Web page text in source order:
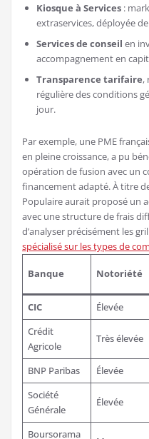
Kiosque à Services :
extraservices, déployée
Services de conseil en
accompagnement en
Transparence tarifaire,
régulière des conditions
jour.
Par exemple, une PME
en pleine croissance, a pu
opération de fusion avec un
financement adapté. À titre
Populaire aurait proposé un
avec une structure de frais
d’analyser précisément les
spécialisé sur les types de
Banque Notoriété
CIC
Élevée
Crédit
Agricole
Très élevée
BNP Paribas Élevée
Société
Générale
Élevée
Boursorama